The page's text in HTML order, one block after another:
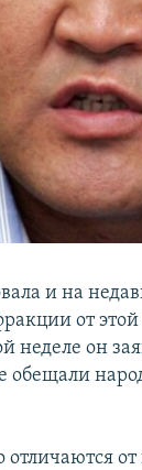
и на
от
он